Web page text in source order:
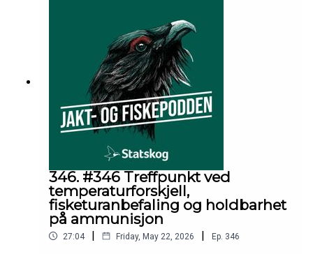
Breisjøberget og musikksjef Trond Gunnar
346. #346 Treffpunkt ved
temperaturforskjell,
fisketuranbefaling og holdbarhet
på ammunisjon
27:04 | Friday, May 22, 2026 | Ep. 346